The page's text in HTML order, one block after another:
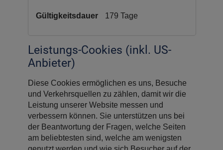
179 Tage
Leistungs-Cookies (inkl. US-
Anbieter)
Diese Cookies ermöglichen es uns, Besuche
und Verkehrsquellen zu zählen, damit wir die
Leistung unserer Website messen und
verbessern können. Sie unterstützen uns bei
der Beantwortung der Fragen, welche Seiten
am beliebtesten sind, welche am wenigsten